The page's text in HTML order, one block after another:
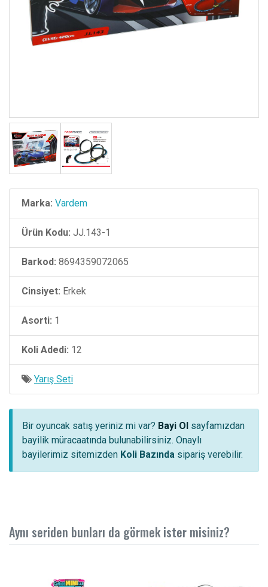
Marka: Vardem
Ürün Kodu: JJ.143-1
Barkod: 8694359072065
Cinsiyet: Erkek
Asorti: 1
Koli Adedi: 12
Yarış Seti
Bir oyuncak satış yeriniz mi var? Bayi Ol sayfamızdan
bayilik müracaatında bulunabilirsiniz. Onaylı
bayilerimiz sitemizden Koli Bazında sipariş verebilir.
Aynı seriden bunları da görmek ister misiniz?